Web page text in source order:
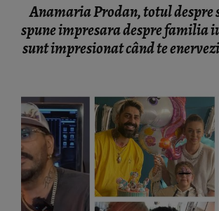
Anamaria Prodan, totul despre
spune impresara despre familia
sunt impresionat când te